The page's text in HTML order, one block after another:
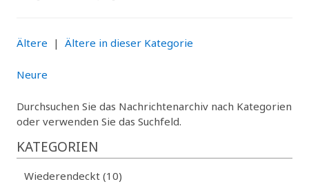
Ältere | Ältere in dieser Kategorie
Neure
Durchsuchen Sie das Nachrichtenarchiv nach Kategorien
oder verwenden Sie das Suchfeld.
KATEGORIEN
Wiederendeckt (10)